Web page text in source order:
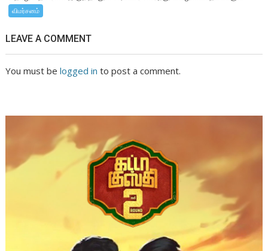
விமர்சனம்
LEAVE A COMMENT
You must belogged in to post a comment.